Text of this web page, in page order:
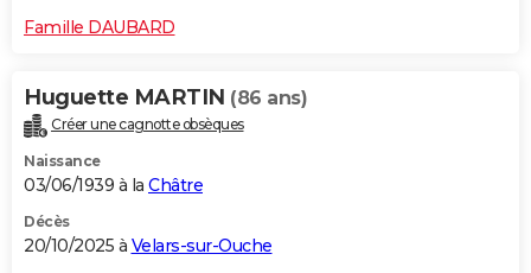
Famille DAUBARD
Huguette MARTIN (86 ans)
Créer une cagnotte obsèques
Naissance
03/06/1939 à la Châtre
Décès
20/10/2025 à Velars-sur-Ouche